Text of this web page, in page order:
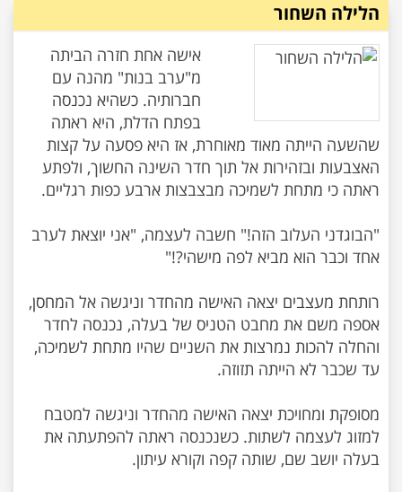
הלילה השחור
אישה אחת חזרה הביתה
מ"ערב בנות" מהנה עם
חברותיה. כשהיא נכנסה
בפתח הדלת, היא ראתה
שהשעה הייתה מאוד מאוחרת, אז היא פסעה על קצות
האצבעות ובזהירות אל תוך חדר השינה החשוך, ולפתע
"הבוגדני העלוב הזה!" חשבה לעצמה, "אני יוצאת לערב
רותחת מעצבים יצאה האישה מהחדר וניגשה אל המחסן,
אספה משם את מחבט הטניס של בעלה, נכנסה לחדר
והחלה להכות נמרצות את השניים שהיו מתחת לשמיכה,
מסופקת ומחויכת יצאה האישה מהחדר וניגשה למטבח
למזוג לעצמה לשתות. כשנכנסה ראתה להפתעתה את